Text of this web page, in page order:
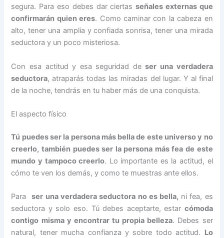
segura. Para eso debes dar ciertasseñales externas que
confirmarán quien eres. Como caminar con la cabeza en
alto, tener una amplia y confiada sonrisa, tener una mirada
seductora y un poco misteriosa.
Con esa actitud y esa seguridad deser una verdadera
seductora, atraparás todas las miradas del lugar. Y al final
de la noche, tendrás en tu haber más de una conquista.
El aspecto físico
Tú puedes ser la persona más bella de este universo y no
creerlo, también puedes ser la persona más fea de este
mundo y tampoco creerlo. Lo importante es la actitud, el
cómo te ven los demás, y como te muestras ante ellos.
Paraser una verdadera seductora no es bella, ni fea, es
seductora y solo eso. Tú debes aceptarte, estar cómoda
contigo misma y encontrar tu propia belleza. Debes ser
natural, tener mucha confianza y sobre todo actitud. Lo